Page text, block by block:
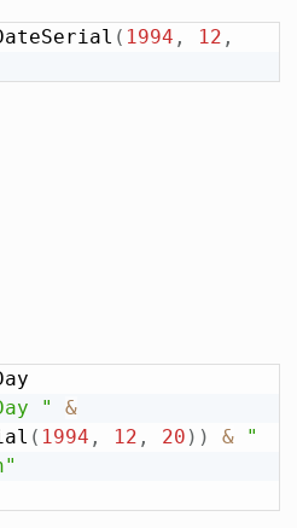
( 1994 , 12 ,
"
&
( 1994 , 12 , 20 ) ) &
"